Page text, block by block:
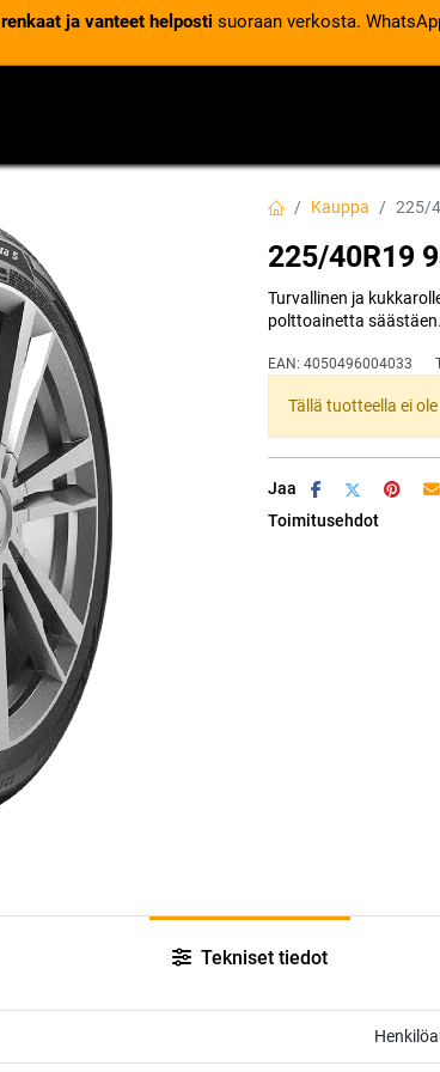
renkaat ja vanteet helposti suoraan verkosta.
Kauppa 225/
225/40R19
Turvallinen ja
polttoainetta
EAN: 4050496004033
Tällä tuotteella ei
Jaa
Toimitusehdot
Tekniset tiedot